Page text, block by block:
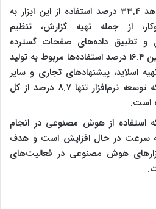
نتایج این بررسی نشان می‌دهد ۳۳.۴ درصد استفاده از این ابزار به
از جمله تهیه گزارش، تنظیم
و تطبیق داده‌های صفحات گسترده
اختصاص داشته است. همچنین ۱۶.۴ درصد استفاده‌ها مربوط به تولید
اسلاید، پیشنهادهای تجاری و سایر
امور ارتباطی بوده، در حالی که توسعه نرم‌افزار تنها ۸.۷ درصد از کل
است.
استفاده از هوش مصنوعی در انجام
سرعت در حال افزایش است و هدف
هوش مصنوعی در فعالیت‌های